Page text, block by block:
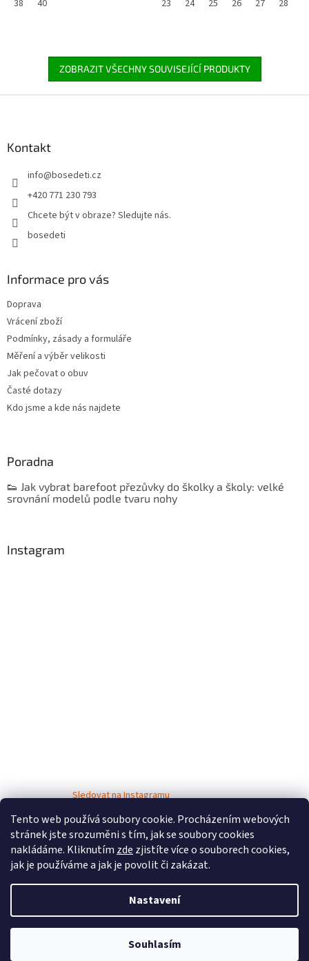
Tento web používá soubory cookie. Procházením webových
stránek jste srozuměni s tím, jak se soubory cookies
nakládáme. Kliknutím zde zjistíte více o souborech cookies,
jak je používáme a jak je povolit či zakázat.
Nastavení
Souhlasím
38
40
23
24 25 26 27 28
ZOBRAZIT VŠECHNY SOUVISEJÍCÍ PRODUKTY
Kontakt
info@bosedeti.cz
+420 771 230 793
Chcete být v obraze? Sledujte nás.
bosedeti
Informace pro vás
Doprava
Vrácení zboží
Podmínky, zásady a formuláře
Měření a výběr velikosti
Jak pečovat o obuv
Časté dotazy
Kdo jsme a kde nás najdete
Poradna
👟 Jak vybrat barefoot přezůvky do školky a školy: velké
srovnání modelů podle tvaru nohy
Instagram
Sledovat na Instagramu
Vytvořil Shoptet
Bosé děti. Všechna práva vyhrazena.